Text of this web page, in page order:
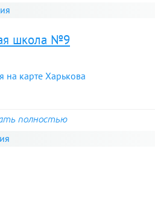
школа №9
на карте Харькова
полностью